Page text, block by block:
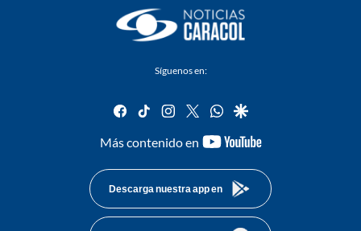
Síguenos en:
facebook
tiktok instagram
twitterwhatsapp
google
Más contenido en
youtube-
Descarga nuestra app en